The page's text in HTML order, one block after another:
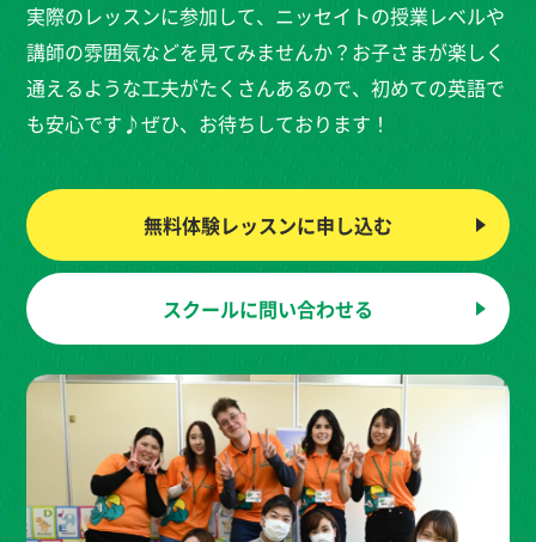
実際のレッスンに参加して、ニッセイトの授業レベルや
講師の雰囲気などを見てみませんか？お子さまが楽しく
通えるような工夫がたくさんあるので、初めての英語で
も安心です♪ぜひ、お待ちしております！
無料体験レッスンに申し込む
スクールに問い合わせる